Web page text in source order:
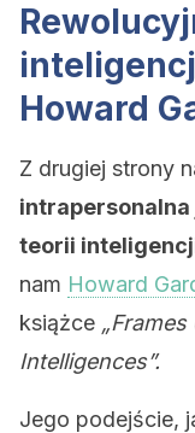
Howard
Z drugiej strony
teorii
nam Howard
książce
Intelligences”.
Jego podejście,